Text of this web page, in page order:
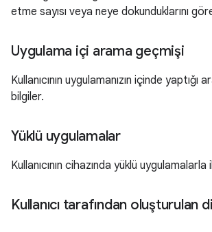
etme sayısı veya neye dokunduklarını
Uygulama içi arama geçmişi
Kullanıcının uygulamanızın içinde yaptığı
bilgiler.
Yüklü uygulamalar
Kullanıcının cihazında yüklü uygulamalarla
Kullanıcı tarafından oluşturulan